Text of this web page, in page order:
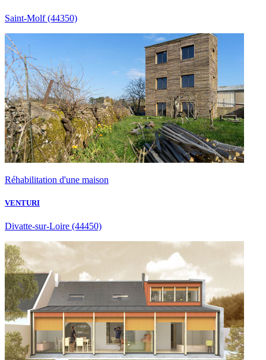
Saint-Molf(44350)
Réhabilitation d'une maison
VENTURI
Divatte-sur-Loire (44450)